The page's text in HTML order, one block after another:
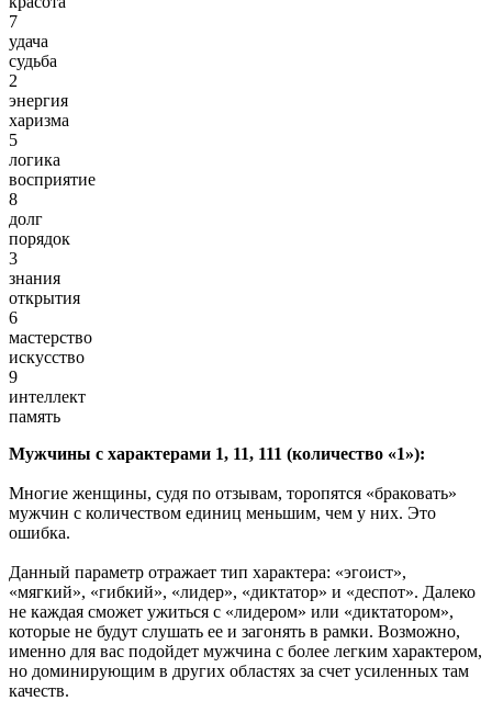
7
удача
судьба
2
энергия
харизма
5
логика
восприятие
8
долг
порядок
3
знания
открытия
6
мастерство
искусство
9
интеллект
память
Мужчины с характерами 1, 11, 111 (количество «1»):
Многие женщины, судя по отзывам, торопятся «браковать»
мужчин с количеством единиц меньшим, чем у них. Это
ошибка.
Данный параметр отражает тип характера: «эгоист»,
«мягкий», «гибкий», «лидер», «диктатор» и «деспот». Далеко
не каждая сможет ужиться с «лидером» или «диктатором»,
которые не будут слушать ее и загонять в рамки. Возможно,
именно для вас подойдет мужчина с более легким характером,
но доминирующим в других областях за счет усиленных там
качеств.